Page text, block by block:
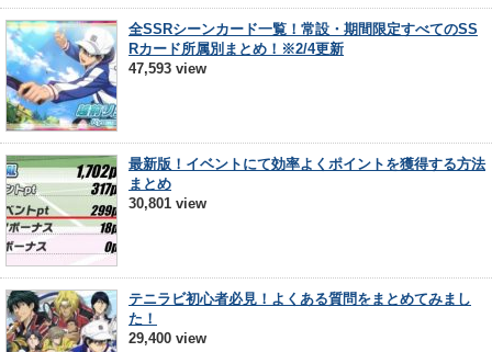
全SSRシーンカード一覧！常設・期間限定すべてのSS
Rカード所属別まとめ！※2/4更新
47,593 view
最新版！イベントにて効率よくポイントを獲得する方法
まとめ
30,801 view
テニラビ初心者必見！よくある質問をまとめてみまし
た！
29,400 view